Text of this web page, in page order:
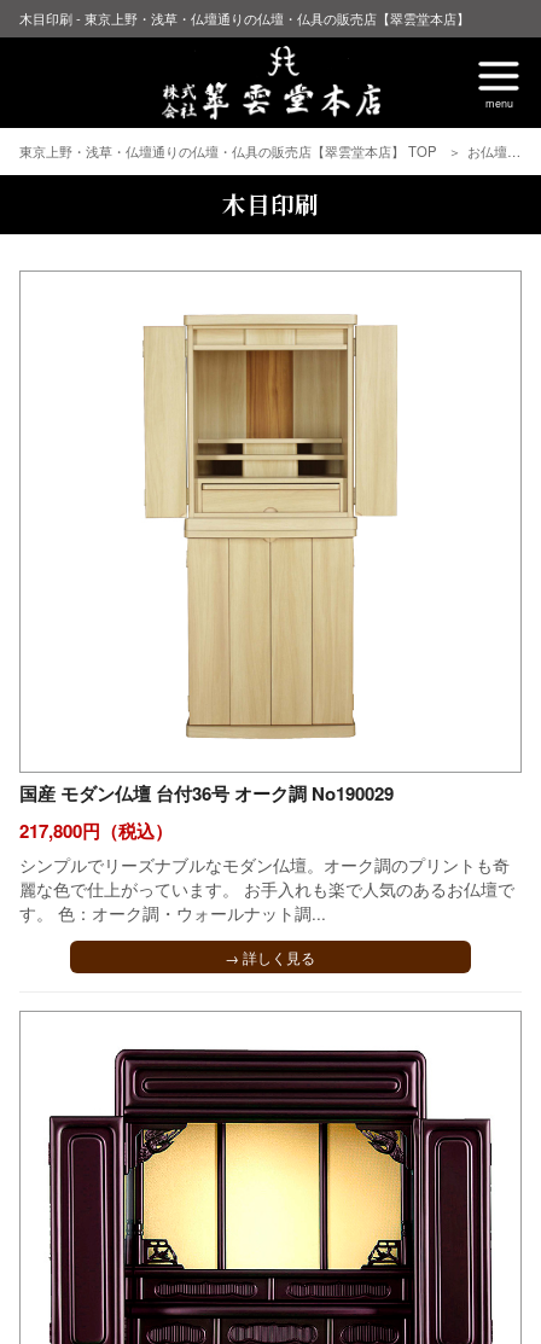
木目印刷 - 東京上野・浅草・仏壇通りの仏壇・仏具の販売店【翠雲堂本店】
東京上野・浅草・仏壇通りの仏壇・仏具の販売店【翠雲堂本店】 TOP お仏壇
木目印刷
国産 モダン仏壇 台付36号 オーク調 No190029
217,800円（税込）
シンプルでリーズナブルなモダン仏壇。オーク調のプリントも奇
麗な色で仕上がっています。 お手入れも楽で人気のあるお仏壇で
す。 色：オーク調・ウォールナット調...
→ 詳しく見る